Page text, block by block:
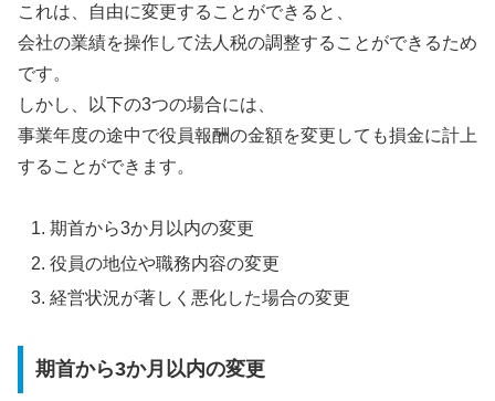
これは、自由に変更することができると、
会社の業績を操作して法人税の調整することができるため
です。
しかし、以下の3つの場合には、
事業年度の途中で役員報酬の金額を変更しても損金に計上
することができます。
期首から3か月以内の変更
役員の地位や職務内容の変更
経営状況が著しく悪化した場合の変更
期首から3か月以内の変更